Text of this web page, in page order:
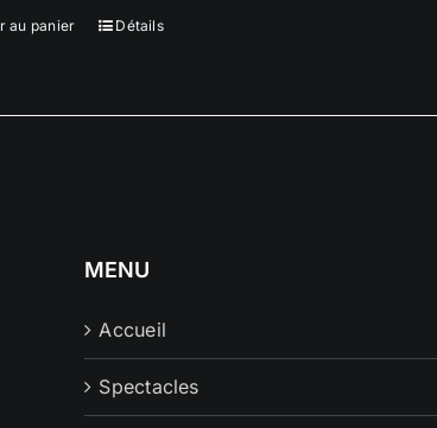
au panier Détails
MENU
Accueil
Spectacles